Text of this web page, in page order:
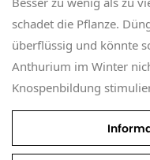
schadet die Pflanze.
überflüssig und könnte
Anthurium im Winter
Knospenbildung